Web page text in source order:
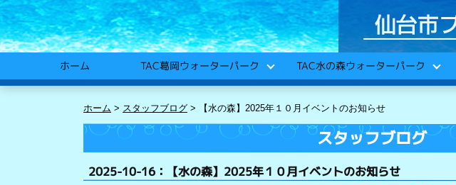
ホーム TAC葛岡ウォーターパーク TAC水の森ウォーターパーク
ホーム > スタッフブログ > 【水の森】2025年１０月イベントのお知らせ
スタッフブログ
2025-10-16：【水の森】2025年１０月イベントのお知らせ